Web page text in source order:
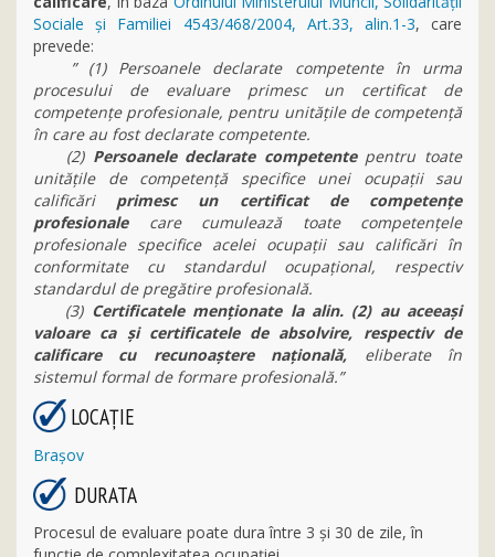
Sociale și Familiei 4543/468/2004, Art.33, alin.1-3, care
prevede:
” (1) Persoanele declarate competente în urma
procesului de evaluare primesc un certificat de
competenţe profesionale, pentru unităţile de competenţă
în care au fost declarate competente.
(2)Persoanele declarate competentepentru toate
unităţile de competenţă specifice unei ocupaţii sau
calificări primesc un certificat de competenţe
profesionalecare cumulează toate competenţele
profesionale specifice acelei ocupaţii sau calificări în
conformitate cu standardul ocupaţional, respectiv
standardul de pregătire profesională.
(3) Certificatele menţionate la alin. (2) au aceeaşi
valoare ca şi certificatele de absolvire, respectiv de
calificare cu recunoaştere naţională, eliberate în
sistemul formal de formare profesională.”
LOCAŢIE
Braşov
DURATA
Procesul de evaluare poate dura între 3 și 30 de zile, în